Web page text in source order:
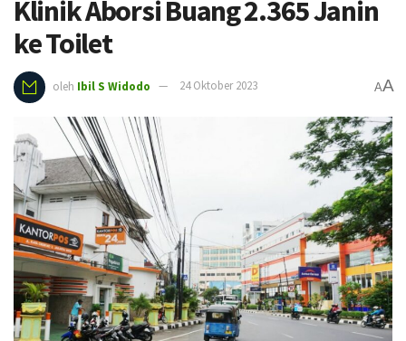
Klinik Aborsi Buang 2.365 Janin
ke Toilet
oleh Ibil S Widodo 24 Oktober 2023 AA